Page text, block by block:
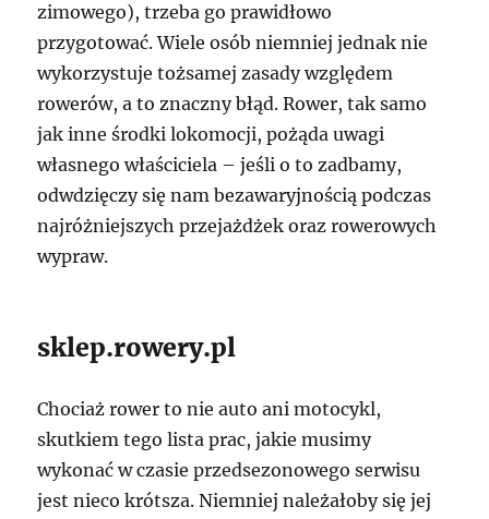
zimowego), trzeba go prawidłowo
przygotować. Wiele osób niemniej jednak nie
wykorzystuje tożsamej zasady względem
rowerów, a to znaczny błąd. Rower, tak samo
jak inne środki lokomocji, pożąda uwagi
własnego właściciela – jeśli o to zadbamy,
odwdzięczy się nam bezawaryjnością podczas
najróżniejszych przejażdżek oraz rowerowych
wypraw.
sklep.rowery.pl
Chociaż rower to nie auto ani motocykl,
skutkiem tego lista prac, jakie musimy
wykonać w czasie przedsezonowego serwisu
jest nieco krótsza. Niemniej należałoby się jej